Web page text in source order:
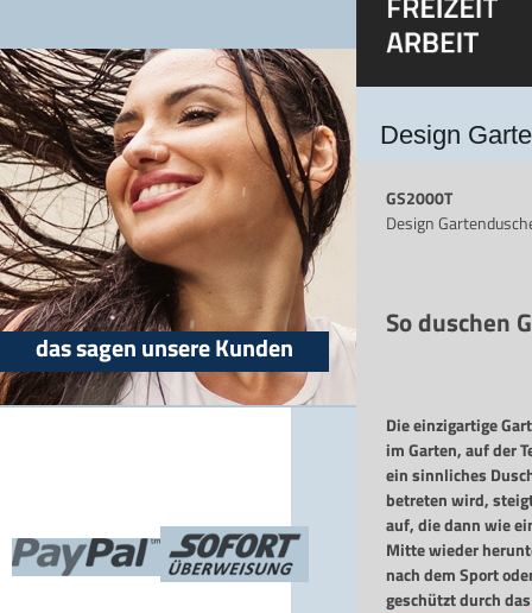
Design
GS2000T
Design
So duschen
Die einzigartige
im Garten, auf der
ein sinnliches
betreten wird,
auf, die dann wie
Mitte wieder
nach dem Sport
geschützt durch
das sagen unsere Kunden